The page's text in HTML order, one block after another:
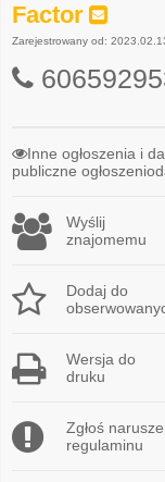
Factor
Zarejestrowany od:
Inne ogłoszenia i
publiczne
Wyślij
znajomemu
Dodaj do
Wersja do
druku
Zgłoś
regulaminu